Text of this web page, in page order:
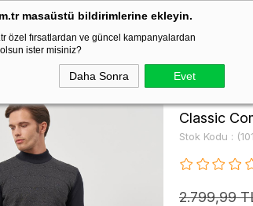
masaüstü bildirimlerine ekleyin.
özel fırsatlardan ve güncel kampanyalardan
ister misiniz?
Daha Sonra Evet
Balıkçı Yaka Classic Comfort Fit Triko
Lacivert
Classic
Stok Kodu
2.799,99